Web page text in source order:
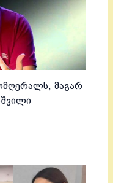
მაგარ